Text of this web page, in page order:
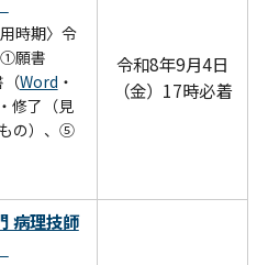
時期〉令
①願書
Word ・
修了（見
の）、⑤
令和8年9月4日
（金）17時必着
病理技師